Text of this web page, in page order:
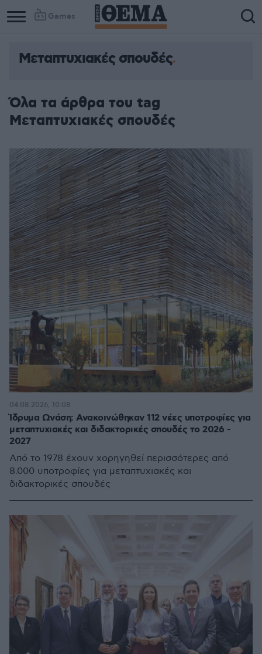
Games
Μεταπτυχιακές σπουδές
Όλα τα άρθρα του tag
Μεταπτυχιακές σπουδές
Ίδρυμα Ωνάση: Ανακοινώθηκαν 112 νέες υποτροφίες για
μεταπτυχιακές και διδακτορικές σπουδές το 2026 -
2027
Από το 1978 έχουν χορηγηθεί περισσότερες από
8.000 υποτροφίες για μεταπτυχιακές και
διδακτορικές σπουδές
04.08.2026, 10:08